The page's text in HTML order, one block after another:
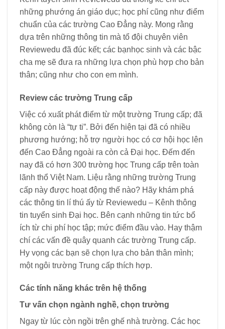
những phướng án giáo dục; học phí cũng như điểm
chuẩn của các trường Cao Đẳng này. Mong rằng
dựa trên những thông tin mà tổ đội chuyên viên
Reviewedu đã đúc kết; các bạnhọc sinh và các bậc
cha mẹ sẽ đưa ra những lựa chọn phù hợp cho bản
thân; cũng như cho con em mình.
Review các trường Trung cấp
Việc có xuất phát điểm từ một trường Trung cấp; đã
không còn là “tự ti”. Bởi đến hiện tại đã có nhiều
phương hướng; hỗ trợ người học có cơ hội học lên
đến Cao Đẳng ngoài ra còn cả Đại học. Đếm đến
nay đã có hơn 300 trường học Trung cấp trên toàn
lãnh thổ Việt Nam. Liệu rằng những trường Trung
cấp này được hoạt động thế nào? Hãy khám phá
các thông tin lí thú ấy từ Reviewedu – Kênh thông
tin tuyển sinh Đại học. Bên cạnh những tin tức bổ
ích từ chi phí học tập; mức điểm đầu vào. Hay thậm
chí các vấn đề quây quanh các trường Trung cấp.
Hy vọng các bạn sẽ chọn lựa cho bản thân mình;
một ngôi trường Trung cấp thích hợp.
Các tính năng khác trên hệ thống
Tư vấn chọn ngành nghề, chọn trường
Ngay từ lúc còn ngồi trên ghế nhà trường. Các học